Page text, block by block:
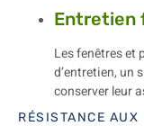
Entretien
Les fenêtres et
d’entretien, un
conserver leur
RÉSISTANCE AUX